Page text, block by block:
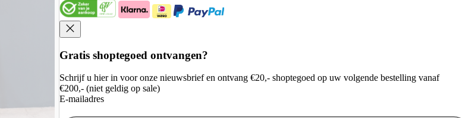
Gratis shoptegoed ontvangen?
Schrijf u hier in voor onze nieuwsbrief en ontvang €20,- shoptegoed op uw volgende bestelling vanaf
€200,- (niet geldig op sale)
E-mailadres